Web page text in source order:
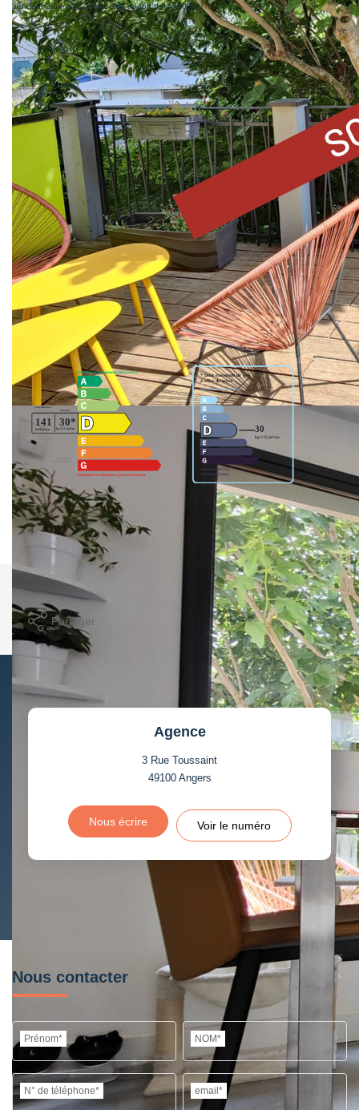
pendant 20 ans à 2% avec un apport de 44 000 €
Description
Réf : 3470
ANGERS/MAIL: Dans quartier recherché, venez découvrir
cette maison entièrement rénovée. A 2 pas de l'hyper
centre. Elle se compose d'une belle pièce de vie, avec
cuisine aménagée et équipée ouvrant sur une terrasse
arborée. Trois chambres, une salle de bains, 2 wc,
Buanderie, Garage. Jardin. DPE : D/D. Prix : 440 000€ TTC
Hono chg vendeur. Agent Co
Nos honoraires Nous contacter
Diagnostics énergétiques
Montant estimé des dépenses annuelles d'énergie pour un
usage standard entre 910€ et 1270€. Pour la date de
référence 01/01/2021.
Imprimer
Partager Calculer mon budget
Agence
3 Rue Toussaint
49100 Angers
Nous écrire Voir le numéro
Nous contacter
Prénom* NOM*
N° de téléphone* email*